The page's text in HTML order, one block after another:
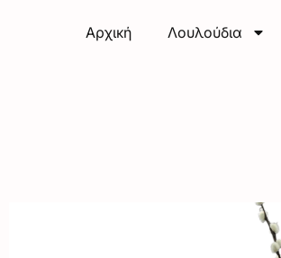
Αρχική Λουλούδια